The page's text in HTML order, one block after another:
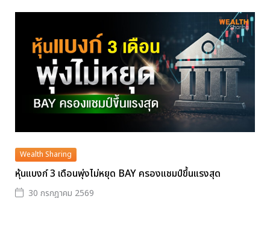
Wealth Sharing
หุ้นแบงก์ 3 เดือนพุ่งไม่หยุด BAY ครองแชมป์ขึ้นแรงสุด
30 กรกฎาคม 2569